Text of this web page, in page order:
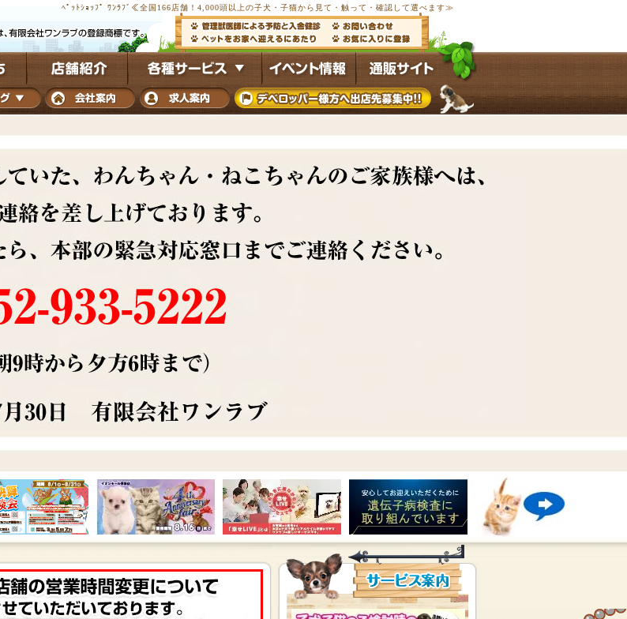
ﾍﾟｯﾄｼｮｯﾌﾟ ﾜﾝﾗﾌﾞ≪全国166店舗！4,000頭以上の子犬・子猫から見て・触って・確認して選べます≫